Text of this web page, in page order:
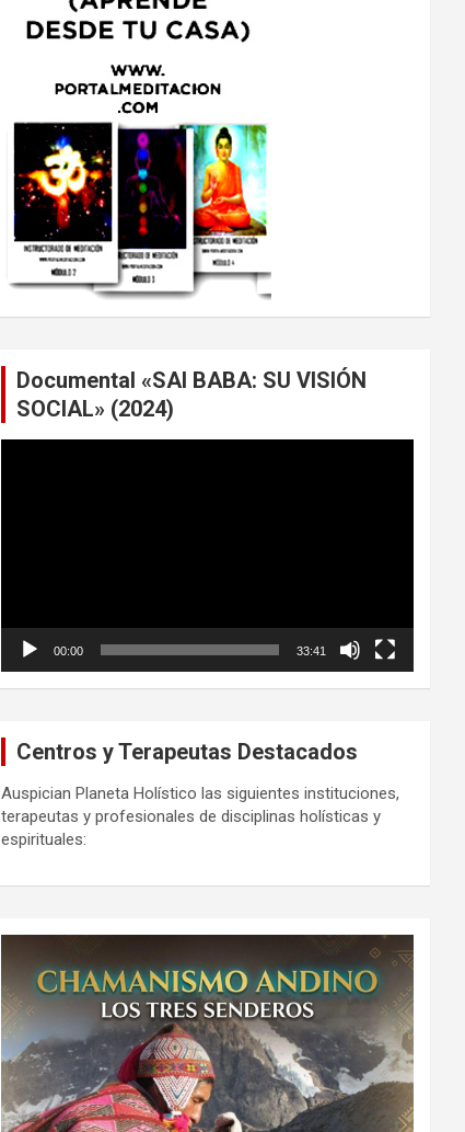
Documental «SAI BABA: SU VISIÓN
SOCIAL» (2024)
00:00 33:41
Centros y Terapeutas Destacados
Auspician Planeta Holístico las siguientes instituciones,
terapeutas y profesionales de disciplinas holísticas y
espirituales: